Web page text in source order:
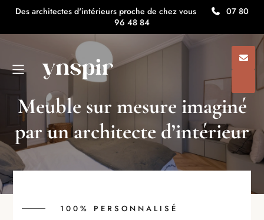
Des architectes d'intérieurs proche de chez vous
07 80
96 48 84
Meuble sur mesure imaginé
par un architecte d’intérieur
100% PERSONNALISÉ